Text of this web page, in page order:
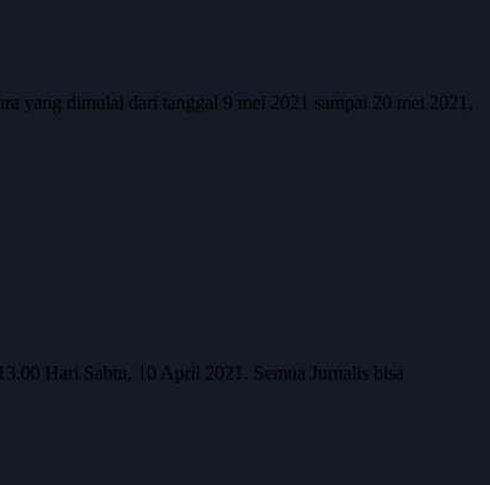
yang dimulai dari tanggal 9 mei 2021 sampai 20 mei 2021,
Hari Sabtu, 10 April 2021. Semua Jurnalis bisa